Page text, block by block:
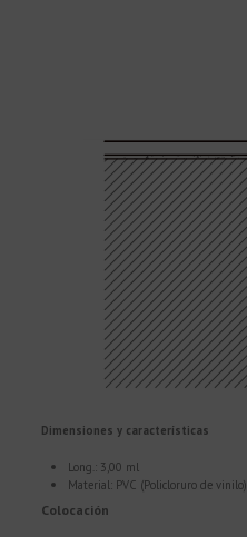
Dimensiones y características
Long.: 3,00 ml
Material: PVC (Policloruro de vinilo)
Colocación